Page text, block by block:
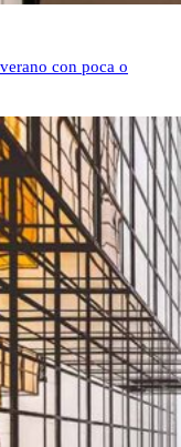
con poca o